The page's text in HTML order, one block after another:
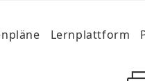
Lernplattform